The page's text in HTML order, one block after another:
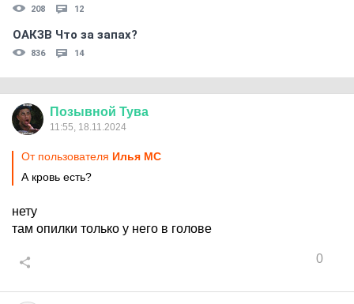
208 12
ОАКЗВ Что за запах?
836 14
Позывной Тува
11:55, 18.11.2024
От пользователя Илья MC
А кровь есть?
нету
там опилки только у него в голове
0